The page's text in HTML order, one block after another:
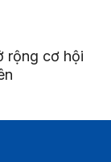
rộng cơ hội